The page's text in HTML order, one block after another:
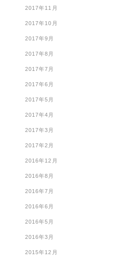
2017年11月
2017年10月
2017年9月
2017年8月
2017年7月
2017年6月
2017年5月
2017年4月
2017年3月
2017年2月
2016年12月
2016年8月
2016年7月
2016年6月
2016年5月
2016年3月
2015年12月